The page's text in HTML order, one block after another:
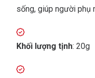
sống, giúp người phụ
Khối lượng tịnh: 20g